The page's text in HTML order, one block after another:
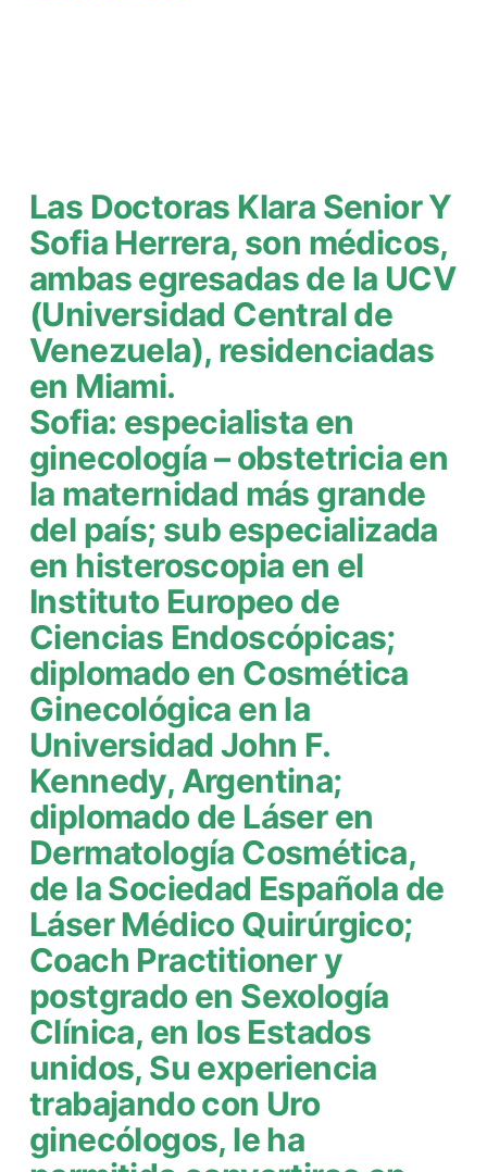
Las Doctoras Klara Senior Y
Sofia Herrera, son médicos,
ambas egresadas de la UCV
(Universidad Central de
Venezuela), residenciadas
en Miami.
Sofia: especialista en
ginecología – obstetricia en
la maternidad más grande
del país; sub especializada
en histeroscopia en el
Instituto Europeo de
Ciencias Endoscópicas;
diplomado en Cosmética
Ginecológica en la
Universidad John F.
Kennedy, Argentina;
diplomado de Láser en
Dermatología Cosmética,
de la Sociedad Española de
Láser Médico Quirúrgico;
Coach Practitioner y
postgrado en Sexología
Clínica, en los Estados
unidos, Su experiencia
trabajando con Uro
ginecólogos, le ha